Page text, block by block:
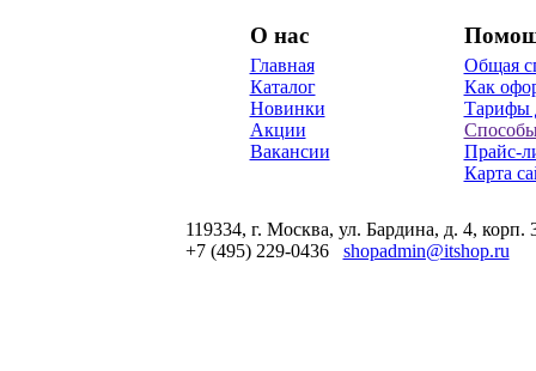
О нас
Главная
Каталог
Новинки
Акции
Вакансии
Общая
Как
Тарифы
Прайс-
Карта
119334, г. Москва, ул. Бардина, д. 4, корп.
+7 (495) 229-0436 shopadmin@itshop.ru